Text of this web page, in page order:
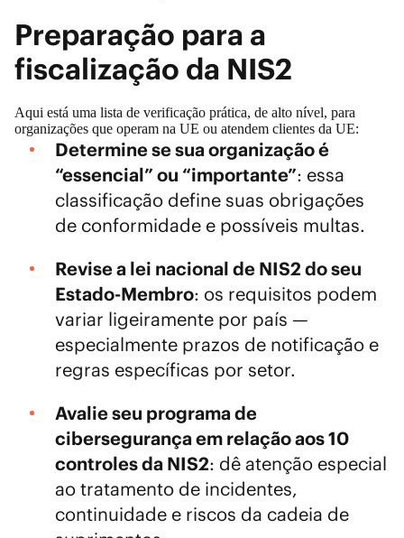
Preparação para a
fiscalização da NIS2
Aqui está uma lista de verificação prática, de alto nível, para
organizações que operam na UE ou atendem clientes da UE:
Determine se sua organização é
“essencial” ou “importante”: essa
classificação define suas obrigações
de conformidade e possíveis multas.
Revise a lei nacional de NIS2 do seu
Estado-Membro: os requisitos podem
variar ligeiramente por país —
especialmente prazos de notificação e
regras específicas por setor.
Avalie seu programa de
cibersegurança em relação aos 10
controles da NIS2: dê atenção especial
ao tratamento de incidentes,
continuidade e riscos da cadeia de